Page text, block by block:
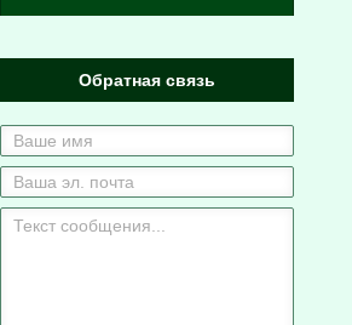
Обратная связь